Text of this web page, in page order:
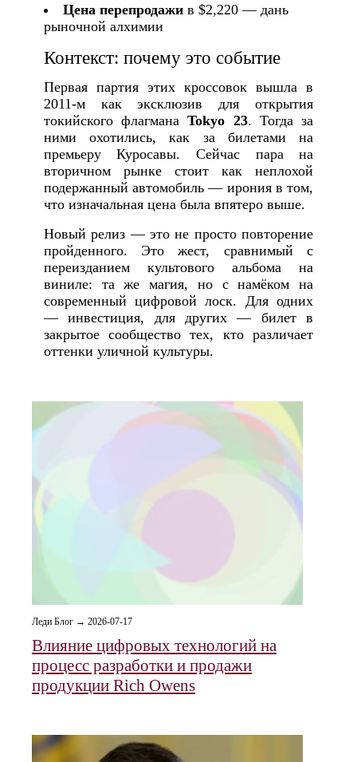
Цена перепродажив $2,220 — дань
рыночной алхимии
Контекст: почему это событие
Первая партия этих кроссовок вышла в
2011-м как эксклюзив для открытия
токийского флагманаTokyo 23. Тогда за
ними охотились, как за билетами на
премьеру Куросавы. Сейчас пара на
вторичном рынке стоит как неплохой
подержанный автомобиль — ирония в том,
что изначальная цена была впятеро выше.
Новый релиз — это не просто повторение
пройденного. Это жест, сравнимый с
переизданием культового альбома на
виниле: та же магия, но с намёком на
современный цифровой лоск. Для одних
— инвестиция, для других — билет в
закрытое сообщество тех, кто различает
оттенки уличной культуры.
Леди Блог → 2026-07-17
Влияние цифровых технологий на
процесс разработки и продажи
продукции Rich Owens